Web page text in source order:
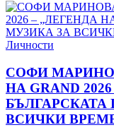
Posted
Личности
СОФИ
НА GRAND
ВСИЧКИ